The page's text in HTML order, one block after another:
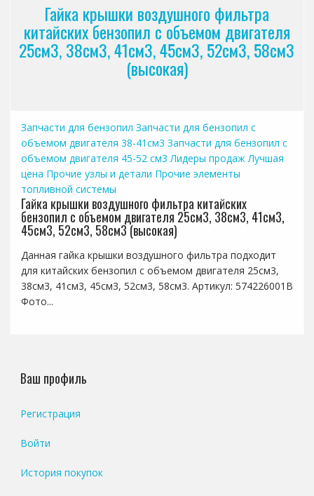
Гайка крышки воздушного фильтра
китайских бензопил с объемом двигателя
25см3, 38см3, 41см3, 45см3, 52см3, 58см3
(высокая)
Запчасти для бензопил Запчасти для бензопил с
объемом двигателя 38-41см3 Запчасти для бензопил с
объемом двигателя 45-52 см3 Лидеры продаж Лучшая
цена Прочие узлы и детали Прочие элементы
топливной системы
Гайка крышки воздушного фильтра китайских
бензопил с объемом двигателя 25см3, 38см3, 41см3,
45см3, 52см3, 58см3 (высокая)
Данная гайка крышки воздушного фильтра подходит
для китайских бензопил с объемом двигателя 25см3,
38см3, 41см3, 45см3, 52см3, 58см3. Артикул: 574226001B
Фото...
Ваш профиль
Регистрация
Войти
История покупок